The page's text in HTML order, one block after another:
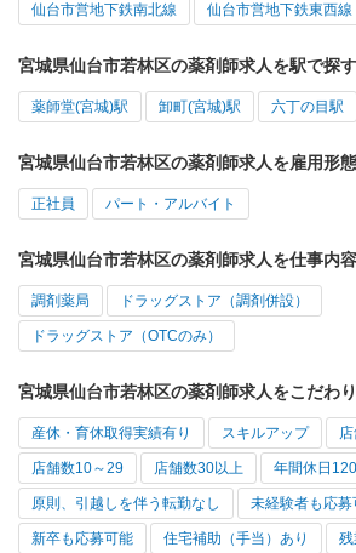
仙台市営地下鉄南北線 仙台市営地下鉄東西線
宮城県仙台市若林区の薬剤師求人を駅で探す
薬師堂(宮城)駅 卸町(宮城)駅 六丁の目駅
宮城県仙台市若林区の薬剤師求人を雇用形
正社員 パート・アルバイト
宮城県仙台市若林区の薬剤師求人を仕事内
調剤薬局 ドラッグストア（調剤併設）
ドラッグストア（OTCのみ）
宮城県仙台市若林区の薬剤師求人をこだわ
産休・育休取得実績有り スキルアップ
店舗数10～29 店舗数30以上 年間休日
原則、引越しを伴う転勤なし 未経験者も応募
新卒も応募可能 住宅補助（手当）あり